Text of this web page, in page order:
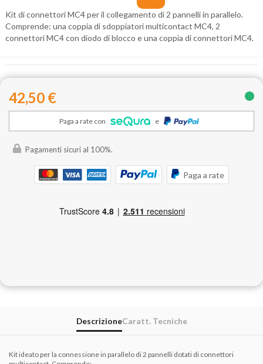
Kit di connettori MC4 per il collegamento di 2 pannelli in parallelo.
Comprende: una coppia di sdoppiatori multicontact MC4, 2
connettori MC4 con diodo di blocco e una coppia di connettori MC4.
42,50 €
Paga a rate con e
Pagamenti sicuri al 100%.
Paga a rate
DescrizioneCaratt. Tecniche
Kit ideato per la connessione in parallelo di 2 pannelli dotati di connettori